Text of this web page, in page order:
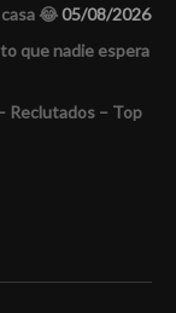
😂05/08/2026
que nadie espera
Reclutados – Top